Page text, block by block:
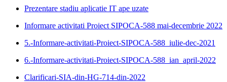
Prezentare stadiu aplicatie IT ape uzate
Informare activitati Proiect SIPOCA-588 mai-decembrie 2022
5.-Informare-activitati-Proiect-SIPOCA-588_iulie-dec-2021
6.-Informare-activitati-Proiect-SIPOCA-588_ian_april-2022
Clarificari-SIA-din-HG-714-din-2022